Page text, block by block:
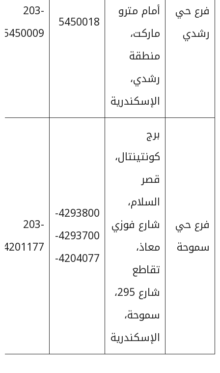
فرع حي
رشدي
أمام مترو
ماركت،
منطقة
رشدي،
الإسكندرية
5450018
203-
5450009
فرع حي
سموحة
برج
كونتينتال،
قصر
السلام،
شارع فوزي
معاذ،
تقاطع
شارع 295،
سموحة،
الإسكندرية
4293800-
4293700-
4204077-
203-
4201177